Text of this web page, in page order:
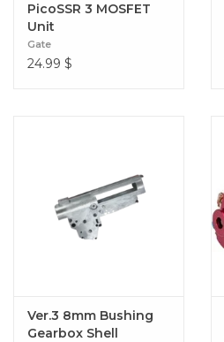
PicoSSR 3 MOSFET
Unit
Gate
24.99 $
Ver.3 8mm Bushing
Gearbox Shell